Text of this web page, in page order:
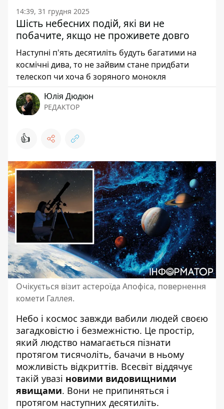
14:39, 31 грудня 2025
Шість небесних подій, які ви не
побачите, якщо не проживете довго
Наступні п'ять десятиліть будуть багатими на
космічні дива, то не зайвим стане придбати
телескоп чи хоча б зоряного монокля
Юлія Дюдюн
РЕДАКТОР
👍
Очікується візит астероїда Апофіса, повернення
комети Галлея.
Небо і космос завжди вабили людей своєю
загадковістю і безмежністю. Це простір,
який людство намагається пізнати
протягом тисячоліть, бачачи в ньому
можливість відкриттів. Всесвіт віддячує
такій увазі новими видовищними
явищами. Вони не припиняться і
протягом наступних десятиліть.